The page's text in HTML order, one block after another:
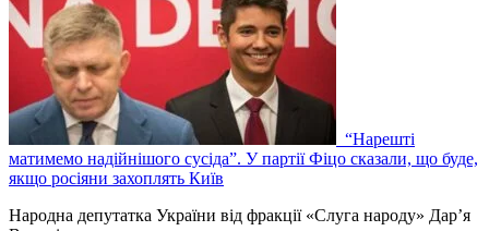
“Нарешті
матимемо надійнішого сусіда”. У партії Фіцо сказали, що буде,
якщо росіяни захоплять Київ
Народна депутатка України від фракції «Слуга народу» Дар’я